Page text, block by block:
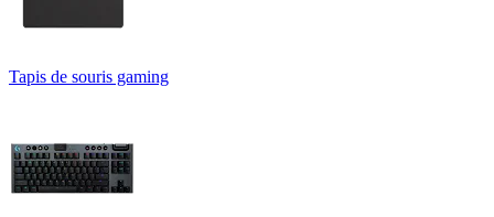
Tapis de souris gaming